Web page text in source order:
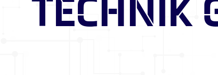
TECHNIK